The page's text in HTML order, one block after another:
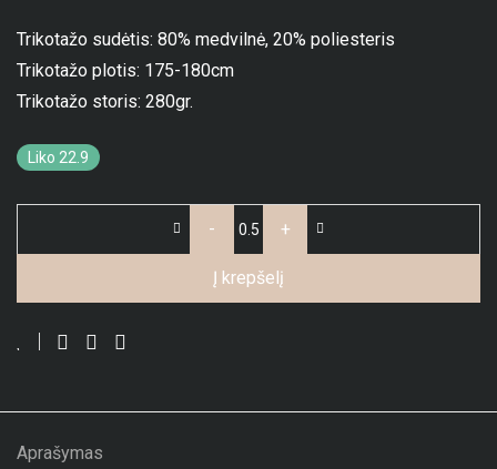
Trikotažo sudėtis: 80% medvilnė, 20% poliesteris
Trikotažo plotis: 175-180cm
Trikotažo storis: 280gr.
Liko 22.9
- +
Į krepšelį
Aprašymas